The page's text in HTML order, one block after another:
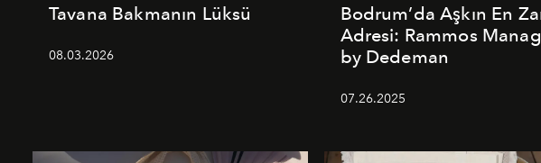
Tavana Bakmanın Lüksü
08.03.2026
Bodrum’da Aşkın En
Adresi: Rammos
by Dedeman
07.26.2025